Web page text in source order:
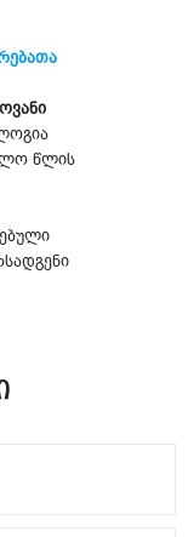
წლის